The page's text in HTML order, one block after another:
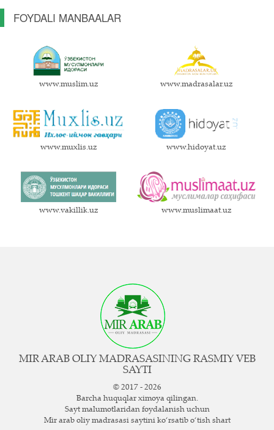
FOYDALI MANBAALAR
www.muslim.uz www.madrasalar.uz
www.muxlis.uz www.hidoyat.uz
www.vakillik.uz www.muslimaat.uz
MIR ARAB OLIY MADRASASINING RASMIY VEB
SAYTI
© 2017 - 2026
Barcha huquqlar ximoya qilingan.
Sayt ma`lumotlaridan foydalanish uchun
Mir arab oliy madrasasi saytini ko‘rsatib o‘tish shart